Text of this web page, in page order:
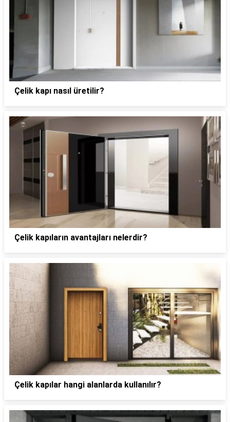
Çelik kapı nasıl üretilir?
Çelik kapıların avantajları nelerdir?
Çelik kapılar hangi alanlarda kullanılır?